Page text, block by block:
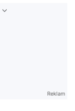
Reklam